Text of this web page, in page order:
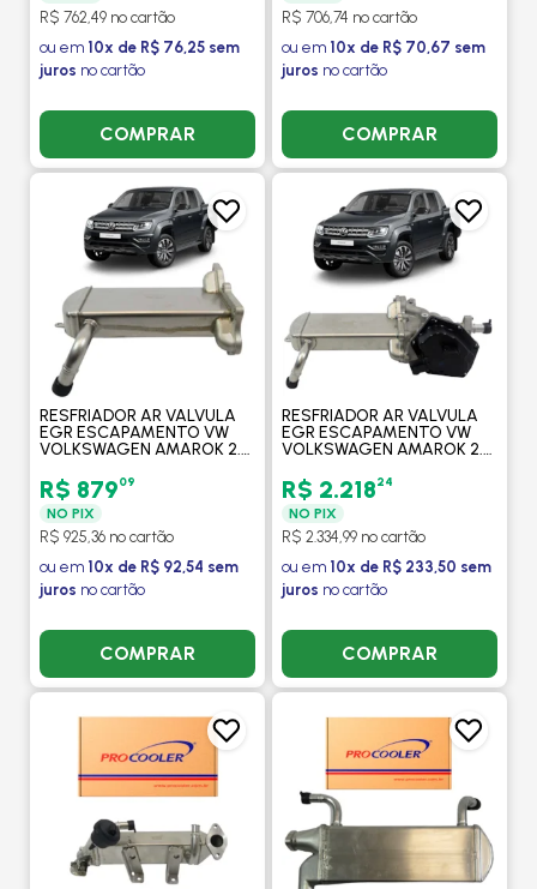
R$ 762,49 no cartão
ou em 10x de R$ 76,25 sem
juros no cartão
COMPRAR
R$ 706,74 no cartão
ou em 10x de R$ 70,67 sem
juros no cartão
COMPRAR
RESFRIADOR AR VALVULA
EGR ESCAPAMENTO VW
VOLKSWAGEN AMAROK 2.0
PROCOOLER
R$ 87909
NO PIX
R$ 925,36 no cartão
ou em 10x de R$ 92,54 sem
juros no cartão
COMPRAR
RESFRIADOR AR VALVULA
EGR ESCAPAMENTO VW
VOLKSWAGEN AMAROK 2.0
VALVULA EGR -
PROCOOLER
R$ 2.21824
NO PIX
R$ 2.334,99 no cartão
ou em 10x de R$ 233,50 sem
juros no cartão
COMPRAR